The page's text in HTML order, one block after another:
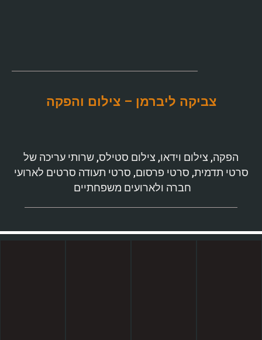
צביקה ליברמן – צילום והפקה
הפקה, צילום וידאו, צילום סטילס, שרותי עריכה של
סרטי תדמית, סרטי פרסום, סרטי תעודה סרטים לארועי
חברה ולארועים משפחתיים